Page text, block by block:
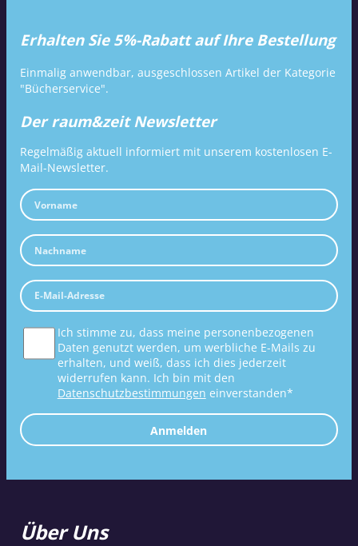
Erhalten Sie 5%-Rabatt auf Ihre Bestellung
Einmalig anwendbar, ausgeschlossen Artikel der Kategorie
"Bücherservice".
Der raum&zeit Newsletter
Regelmäßig aktuell informiert mit unserem kostenlosen E-
Mail-Newsletter.
Ich stimme zu, dass meine personenbezogenen
Daten genutzt werden, um werbliche E-Mails zu
erhalten, und weiß, dass ich dies jederzeit
widerrufen kann. Ich bin mit den
Datenschutzbestimmungen einverstanden*
Anmelden
Über Uns